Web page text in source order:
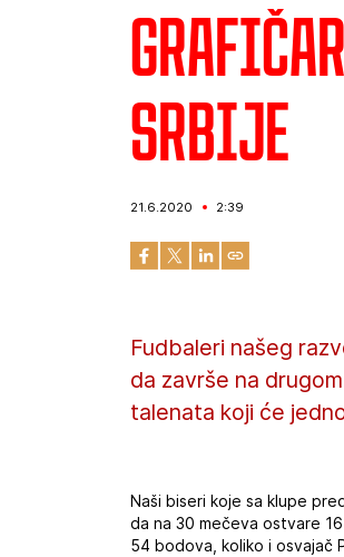
Srbije
21.6.2020 2:39
Fudbaleri našeg
da završe na
talenata koji će
Naši biseri koje sa klupe
da na 30 mečeva ostvare
54 bodova, koliko i osvajač